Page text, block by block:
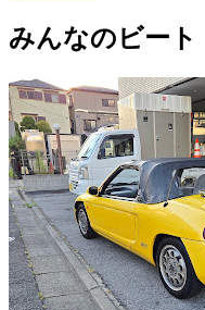
みんなのビート